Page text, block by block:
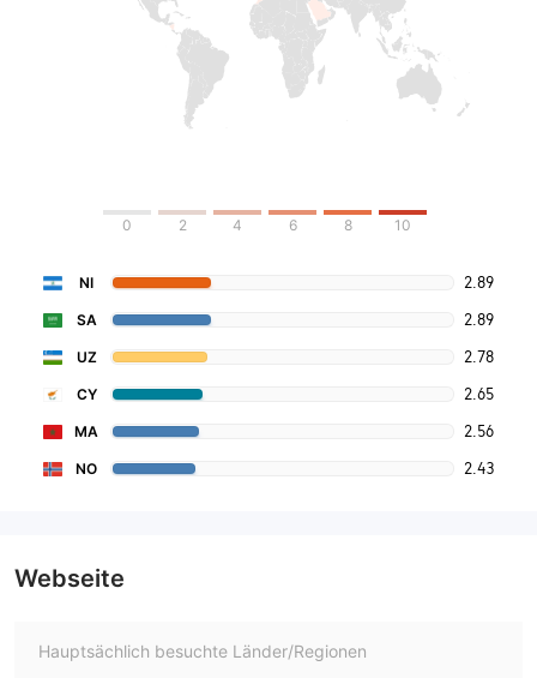
0 2 4 6 8 10
NI 2.89
SA 2.89
UZ 2.78
CY 2.65
MA 2.56
NO 2.43
Webseite
Hauptsächlich besuchte Länder/Regionen